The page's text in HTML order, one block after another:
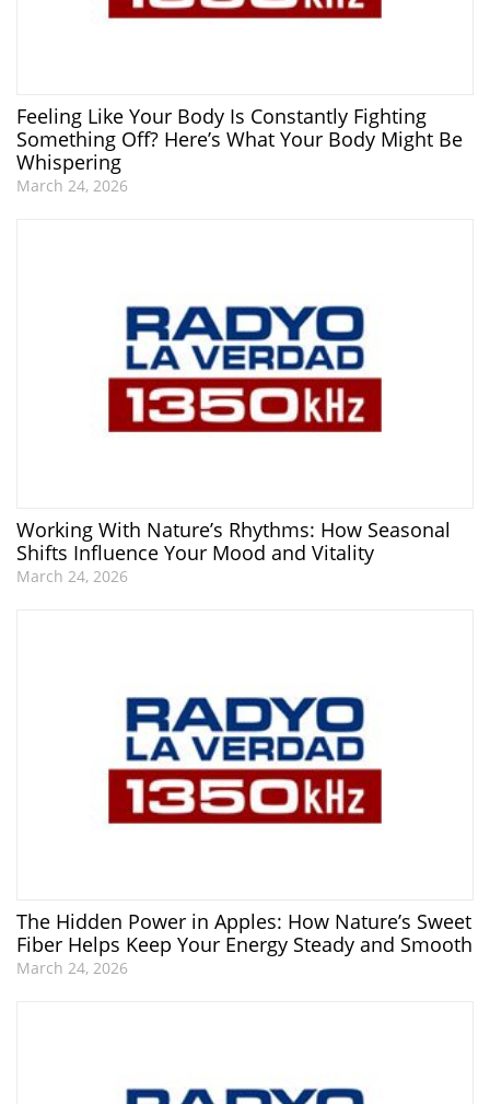
Feeling Like Your Body Is Constantly Fighting
Something Off? Here’s What Your Body Might Be
Whispering
March 24, 2026
Working With Nature’s Rhythms: How Seasonal
Shifts Influence Your Mood and Vitality
March 24, 2026
The Hidden Power in Apples: How Nature’s Sweet
Fiber Helps Keep Your Energy Steady and Smooth
March 24, 2026